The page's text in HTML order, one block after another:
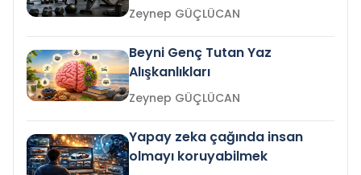
Zeynep GÜÇLÜCAN
Beyni Genç Tutan Yaz
Alışkanlıkları
Zeynep GÜÇLÜCAN
Yapay zeka çağında insan
olmayı koruyabilmek